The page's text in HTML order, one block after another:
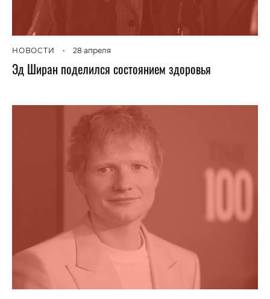
НОВОСТИ • 28 апреля
Эд Ширан поделился состоянием здоровья